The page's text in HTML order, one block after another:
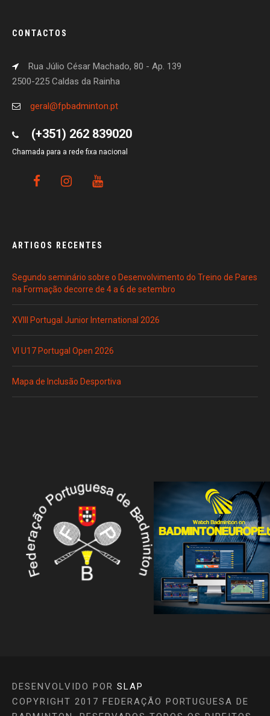
CONTACTOS
Rua Júlio César Machado, 80 - Ap. 139
2500-225 Caldas da Rainha
geral@fpbadminton.pt
(+351) 262 839020
Chamada para a rede fixa nacional
ARTIGOS RECENTES
Segundo seminário sobre o Desenvolvimento do Treino de Pares
na Formação decorre de 4 a 6 de setembro
XVIII Portugal Junior International 2026
VI U17 Portugal Open 2026
Mapa de Inclusão Desportiva
DESENVOLVIDO POR SLAP
COPYRIGHT 2017 FEDERAÇÃO PORTUGUESA DE